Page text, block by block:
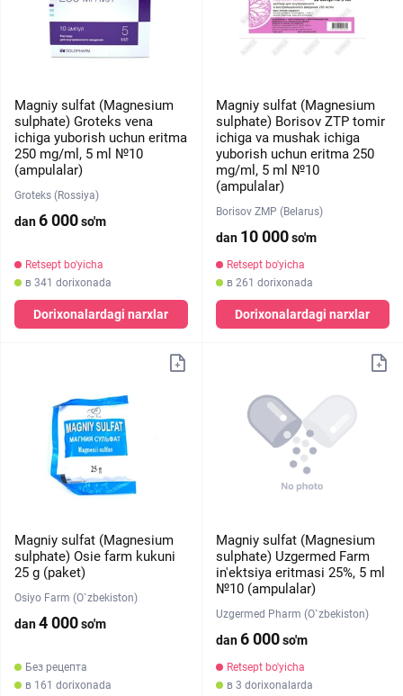
Magniy sulfat (Magnesium
sulphate) Groteks vena
ichiga yuborish uchun eritma
250 mg/ml, 5 ml №10
(ampulalar)
Groteks (Rossiya)
dan6 000so'm
Retsept bo'yicha
в 341 dorixonada
Dorixonalardagi narxlar
Magniy sulfat (Magnesium
sulphate) Borisov ZTP tomir
ichiga va mushak ichiga
yuborish uchun eritma 250
mg/ml, 5 ml №10
(ampulalar)
Borisov ZMP (Belarus)
dan 10 000so'm
Retsept bo'yicha
в 261 dorixonada
Dorixonalardagi narxlar
Magniy sulfat (Magnesium
sulphate) Osie farm kukuni
25 g (paket)
Osiyo Farm (O`zbekiston)
dan4 000so'm
Без рецепта
в 161 dorixonada
Magniy sulfat (Magnesium
sulphate) Uzgermed Farm
in'ektsiya eritmasi 25%, 5 ml
№10 (ampulalar)
Uzgermed Pharm (O`zbekiston)
dan6 000so'm
Retsept bo'yicha
в 3 dorixonalarda